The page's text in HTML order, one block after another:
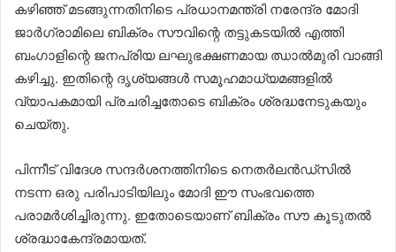
കഴിഞ്ഞ് മടങ്ങുന്നതിനിടെ പ്രധാനമന്ത്രി നരേന്ദ്ര മോദി
ജാർഗ്രാമിലെ ബിക്രം സൗവിന്റെ തട്ടുകടയിൽ എത്തി
ബംഗാളിന്റെ ജനപ്രിയ ലഘുഭക്ഷണമായ ഝാൽമുരി വാങ്ങി
കഴിച്ചു. ഇതിന്റെ ദൃശ്യങ്ങൾ സമൂഹമാധ്യമങ്ങളിൽ
വ്യാപകമായി പ്രചരിച്ചതോടെ ബിക്രം ശ്രദ്ധനേടുകയും
ചെയ്തു.
പിന്നീട് വിദേശ സന്ദർശനത്തിനിടെ നെതർലൻഡ്സിൽ
നടന്ന ഒരു പരിപാടിയിലും മോദി ഈ സംഭവത്തെ
പരാമർശിച്ചിരുന്നു. ഇതോടെയാണ് ബിക്രം സൗ കൂടുതൽ
ശ്രദ്ധാകേന്ദ്രമായത്.